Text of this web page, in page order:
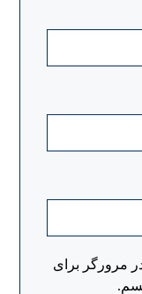
مرورگر برای